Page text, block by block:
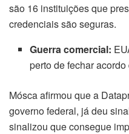
são 16 instituições que
credenciais são seguras.
Guerra comercial:
perto de fechar
Mósca afirmou que a
governo federal, já deu
sinalizou que consegue